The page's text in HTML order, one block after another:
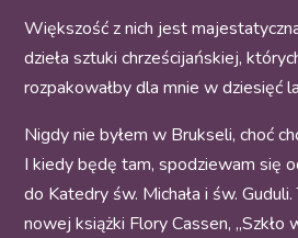
Większość z nich jest
dzieła sztuki chrześcijańskiej,
rozpakowałby dla mnie w dziesięć
Nigdy nie byłem w Brukseli, choć
I kiedy będę tam, spodziewam się
do Katedry św. Michała i św.
nowej książki Flory Cassen, „Szkło